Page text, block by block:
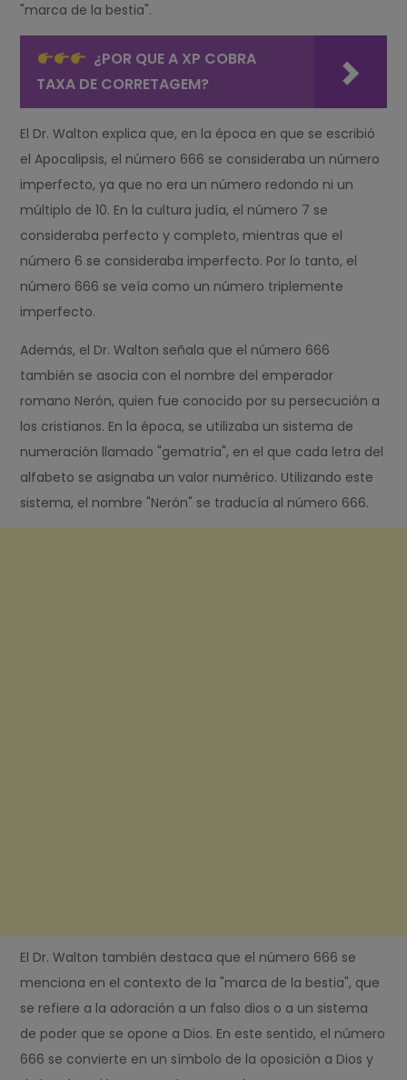
"marca de la bestia".
¿POR QUE A XP COBRA
TAXA DE CORRETAGEM?
El Dr. Walton explica que, en la época en que se escribió
el Apocalipsis, el número 666 se consideraba un número
imperfecto, ya que no era un número redondo ni un
múltiplo de 10. En la cultura judía, el número 7 se
consideraba perfecto y completo, mientras que el
número 6 se consideraba imperfecto. Por lo tanto, el
número 666 se veía como un número triplemente
imperfecto.
Además, el Dr. Walton señala que el número 666
también se asocia con el nombre del emperador
romano Nerón, quien fue conocido por su persecución a
los cristianos. En la época, se utilizaba un sistema de
numeración llamado "gematría", en el que cada letra del
alfabeto se asignaba un valor numérico. Utilizando este
sistema, el nombre "Nerón" se traducía al número 666.
El Dr. Walton también destaca que el número 666 se
menciona en el contexto de la "marca de la bestia", que
se refiere a la adoración a un falso dios o a un sistema
de poder que se opone a Dios. En este sentido, el número
666 se convierte en un símbolo de la oposición a Dios y